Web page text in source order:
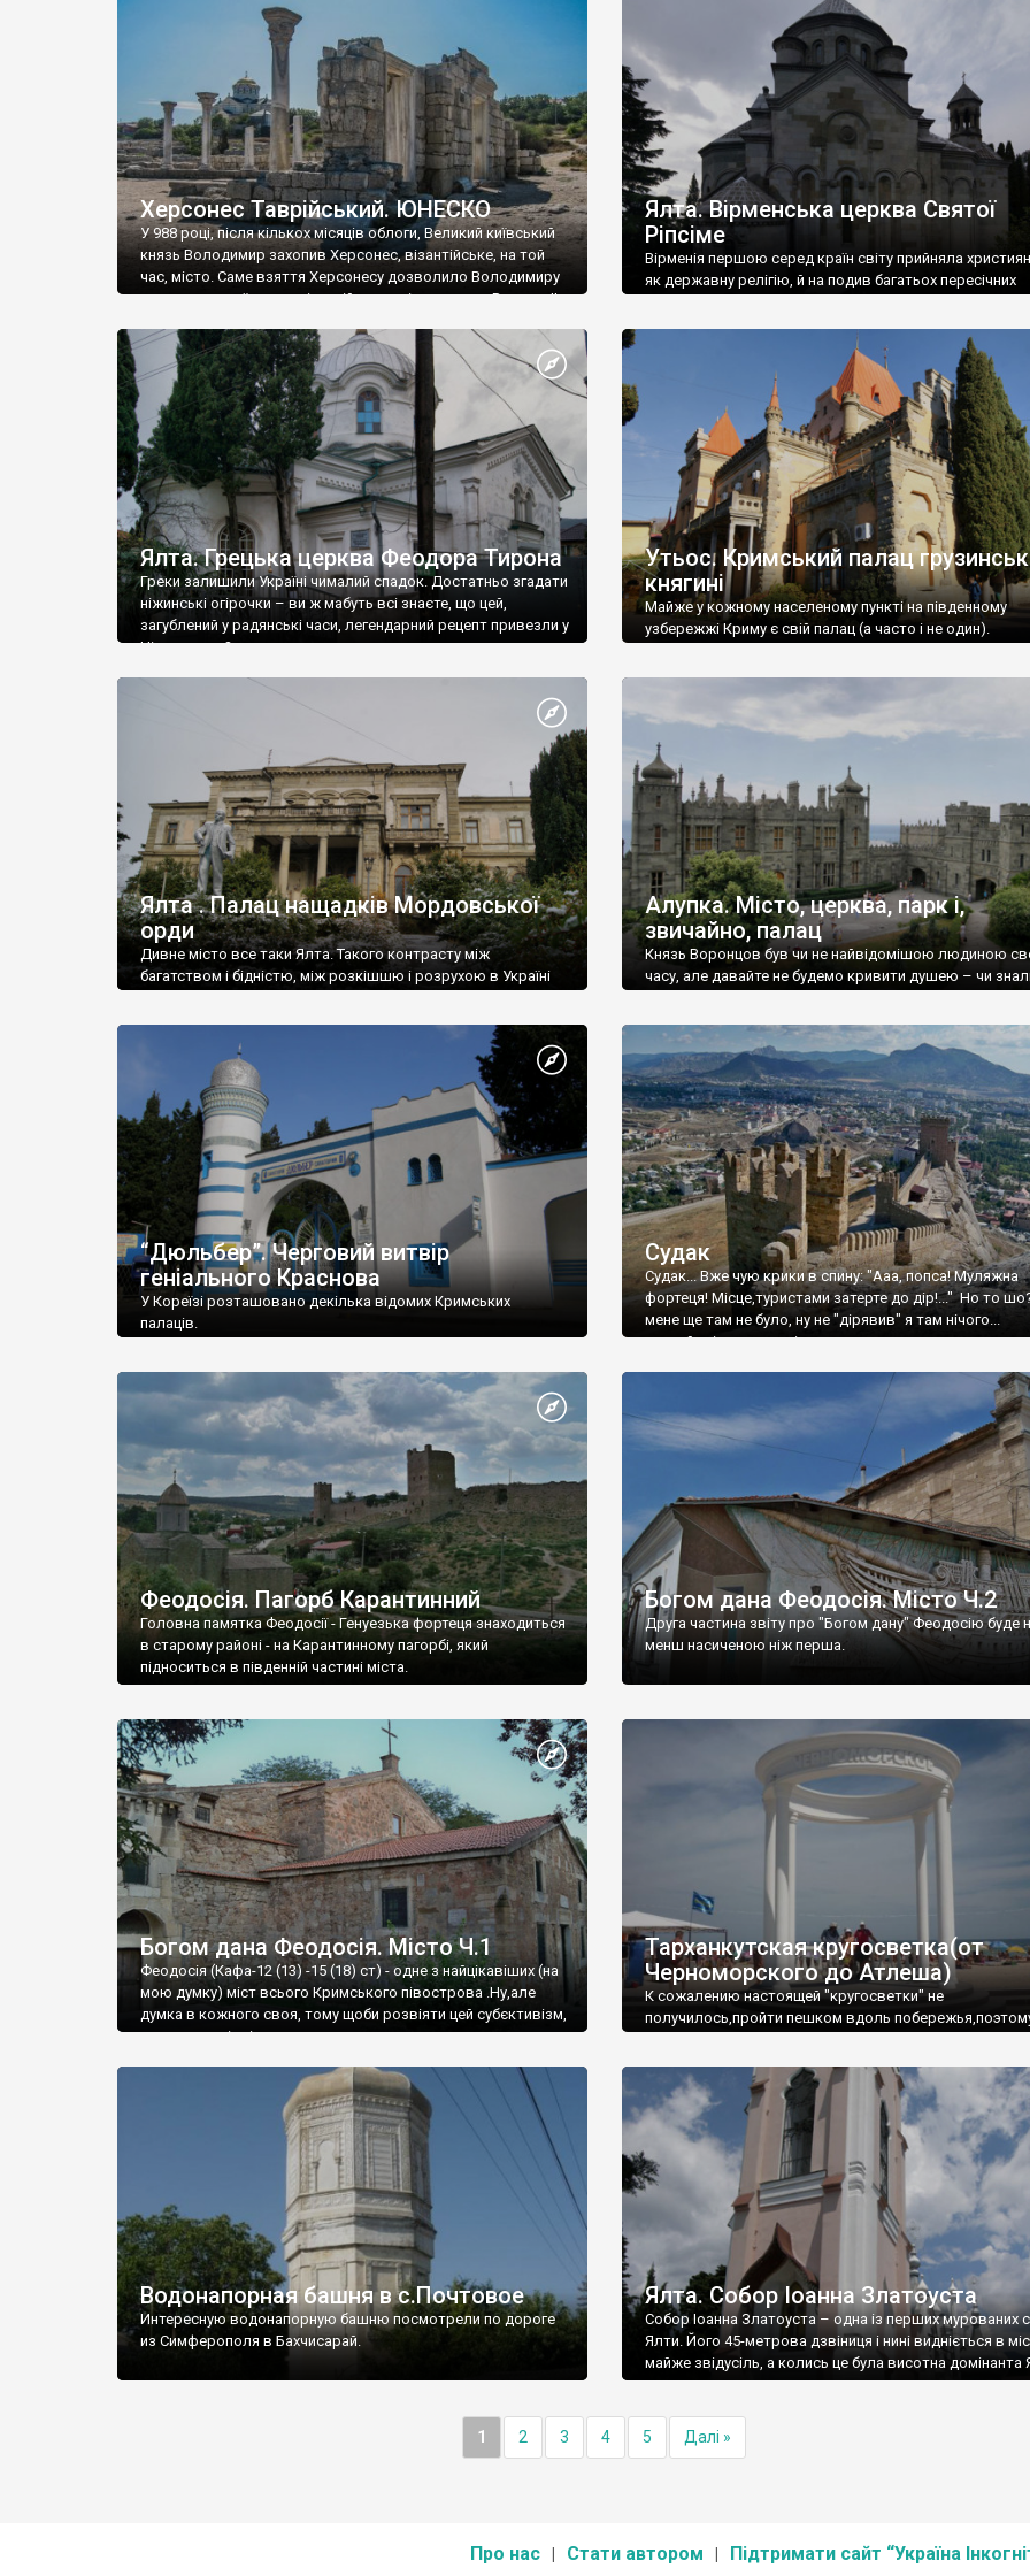
візантійської доби. Раритети викрадені з фондів об’єкту
культурної спадщини ЮНЕСКО «Херсонеса Таврійського».
Офіційно – на виставку «Золото Візантії», але експерти та
влада в Україні вважають це лише […]
називаються «повстяками» (postaki)…” “Вино. Крим
виробляє відмінне вино і його вдосталь: воно все
легке біле і дуже […]
Херсонес Таврійський. ЮНЕСКО
У 988 році, після кількох місяців облоги, Великий київський
князь Володимир захопив Херсонес, візантійське, на той
час, місто. Саме взяття Херсонесу дозволило Володимиру
диктувати свої умови візантійському імператору Василю ІІ,
Херсонесі Володимир-язичник, став Василем-
християнином. А потім було Хрещення Русі. На честь
Херсонесу Таврійського названо місто […]
Ялта. Вірменська церква Святої
Ріпсіме
Вірменія першою серед країн світу прийняла
як державну релігію, й на подив багатьох пересічних
Ялта. Грецька церква Феодора Тирона
Греки залишили Україні чималий спадок. Достатньо згадати
ніжинські огірочки – ви ж мабуть всі знаєте, що цей,
загублений у радянські часи, легендарний рецепт привезли у
Ніжин греки?
Утьос. Кримський палац
княгині
Майже у кожному населеному пункті на південному
узбережжі Криму є свій палац (а часто і не один).
Ялта . Палац нащадків Мордовської
орди
Дивне місто все таки Ялта. Такого контрасту між
багатством і бідністю, між розкішшю і розрухою в Україні
Алупка. Місто, церква, парк і,
звичайно, палац
Князь Воронцов був чи не найвідомішою людиною
часу, але давайте не будемо кривити душею – чи
“Дюльбер”. Черговий витвір
геніального Краснова
У Кореїзі розташовано декілька відомих Кримських
палаців.
Судак
Судак... Вже чую крики в спину: "Ааа, попса! Муляжна
фортеця! Місце,туристами затерте до дір!..." Но то
мене ще там не було, ну не "дірявив" я там нічого...
принаймні до цього літа.
Феодосія. Пагорб Карантинний
Головна памятка Феодосії - Генуезька фортеця знаходиться
в старому районі - на Карантинному пагорбі, який
підноситься в південній частині міста.
Богом дана Феодосія. Місто Ч.2
Друга частина звіту про "Богом дану" Феодосію буде
менш насиченою ніж перша.
Богом дана Феодосія. Місто Ч.1
Феодосія (Кафа-12 (13) -15 (18) ст) - одне з найцікавіших (на
мою думку) міст всього Кримського півострова .Ну,але
думка в кожного своя, тому щоби розвіяти цей субєктивізм,
запрошую відвідати це
Тарханкутская кругосветка(от
Черноморского до Атлеша)
К сожалению настоящей "кругосветки" не
получилось,пройти пешком вдоль
Водонапорная башня в с.Почтовое
Интересную водонапорную башню посмотрели по дороге
из Симферополя в Бахчисарай.
Ялта. Собор Іоанна Златоуста
Собор Іоанна Златоуста – одна із перших мурованих
Ялти. Його 45-метрова дзвіниця і нині видніється в
майже звідусіль, а колись це була висотна домінанта
1 2 3 4 5 Далі »
Про нас Стати автором Підтримати сайт “Україна